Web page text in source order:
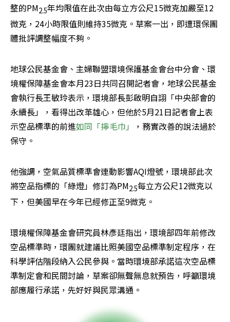
整的PM2.5年均限值在此次由每立方公尺15微克加嚴至12
微克，24小時限值則維持35微克。草案一出，即遭環保團
體批評調整幅度不夠。
地球公民基金會、主婦聯盟環境保護基金會台中分會、環
境權保障基金會本月23日共同召開記者會，地球公民基金
會執行長王敏玲表示，環境部長彭啟明自詡「中央部會的
永續長」，看得出改革雄心，但他於5月21日記者會上表
示空品標準的前進如同「擰毛巾」
，務實改善的說法過於
保守。
他強調，空氣品質標準會連動影響AQI燈號，環境部此次
將空品指標的「綠燈」修訂為PM2.5每立方公尺12微克以
下，但美國早在今年已經修正至9微克。
環境權保障基金會研究員林彥廷指出，環境部四年前修改
空品標準時，環團就建議比照美國空品標準制定程序，在
科學評估階段納入公民參與。當時環境部承諾這次空品標
準制定會和民間討論，草案卻無聲無息就預告，呼籲環境
部應履行承諾，先好好與民眾溝通。